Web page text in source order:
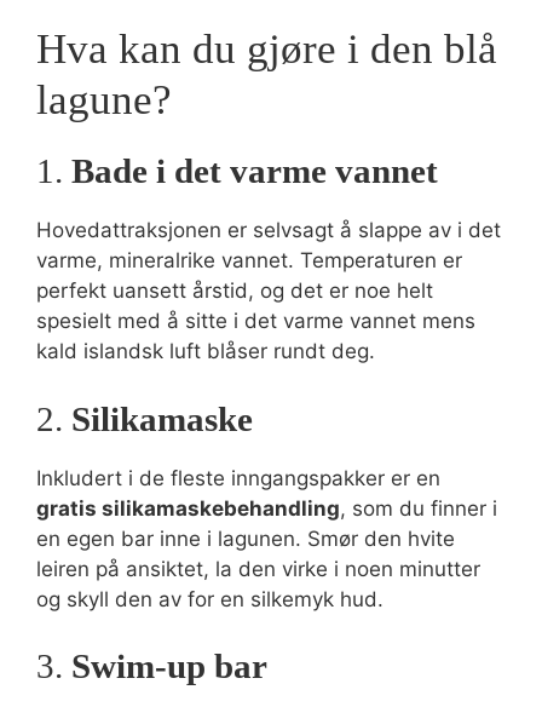
Hva kan du gjøre i den blå
lagune?
1. Bade i det varme vannet
Hovedattraksjonen er selvsagt å slappe av i det
varme, mineralrike vannet. Temperaturen er
perfekt uansett årstid, og det er noe helt
spesielt med å sitte i det varme vannet mens
kald islandsk luft blåser rundt deg.
2. Silikamaske
Inkludert i de fleste inngangspakker er en
gratis silikamaskebehandling, som du finner i
en egen bar inne i lagunen. Smør den hvite
leiren på ansiktet, la den virke i noen minutter
og skyll den av for en silkemyk hud.
3. Swim-up bar